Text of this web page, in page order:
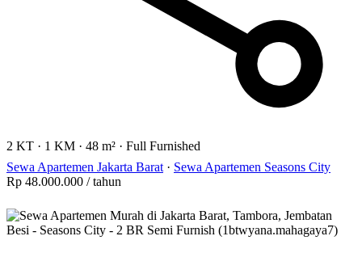
2 KT · 1 KM · 48 m² · Full Furnished
Sewa Apartemen Jakarta Barat· Sewa Apartemen Seasons City
Rp 48.000.000 / tahun